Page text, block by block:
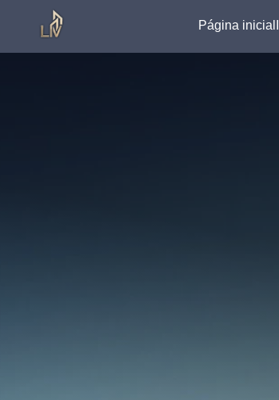
Página inicial